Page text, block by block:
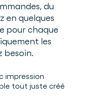
du
en quelques
pour chaque
les
besoin.